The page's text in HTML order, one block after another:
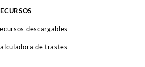
descargables
de trastes